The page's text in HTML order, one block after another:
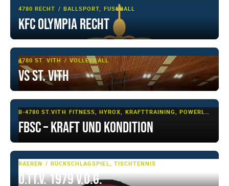
4780 RECHT BALLSPORT, FUSSBALL
KFC OLYMPIA RECHT
4780 ST. VITH VOLLEYBALL
VS St. Vith
B-4780 ST.VITH
FBSC – Kraft und Kondition
RAEREN RÜCKSCHLAGSPIEL, TISCHTENNIS
O.TT.V. 1979 V.o.G.